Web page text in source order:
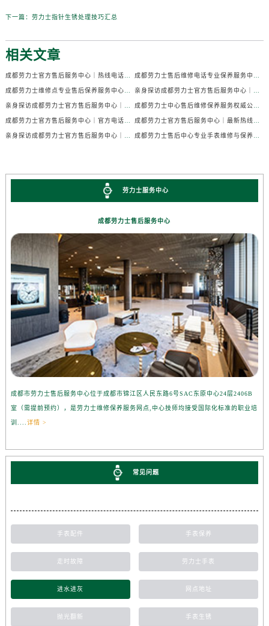
下一篇： 劳力士指针生锈处理技巧汇总
相关文章
成都劳力士官方售后服务中心｜热线电话及门店地址权威信息公示（2026年7月最新） 成都劳力士售后维修电话专业保养服务中心权威公示（2026年7月最新）
成都劳力士维修点专业售后保养服务中心权威公示（2026年7月最新） 亲身探访成都劳力士官方售后服务中心｜全部地址及热线电话（2026年7月最新）
亲身探访成都劳力士官方售后服务中心｜官方电话和详细网点地址（2026年7月最新） 成都劳力士中心售后维修保养服务权威公示（2026年7月最新）
成都劳力士官方售后服务中心｜官方电话及详细维修地址权威信息公示（2026年7月最新） 成都劳力士官方售后服务中心｜最新热线及维修地址权威信息公示（2026年7月最新）
亲身探访成都劳力士官方售后服务中心｜完整维修地址与售后热线（2026年7月最新） 成都劳力士售后中心专业手表维修与保养服务权威公示（2026年7月最新）
劳力士服务中心
成都劳力士售后服务中心
成都市劳力士售后服务中心位于成都市锦江区人民东路6号SAC东原中心24层2406B
室（需提前预约），是劳力士维修保养服务网点,中心技师均接受国际化标准的职业培
训.... 详情 >
常见问题
手表配件 手表保养
走时故障 劳力士手表
进水进灰 网点地址
抛光翻新 手表生锈